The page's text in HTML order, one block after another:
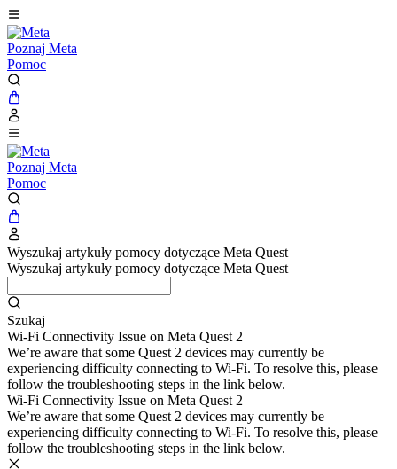
Poznaj Meta
Pomoc
Poznaj Meta
Pomoc
Wyszukaj artykuły pomocy dotyczące Meta Quest
Wyszukaj artykuły pomocy dotyczące Meta Quest
Szukaj
Wi-Fi Connectivity Issue on Meta Quest 2
We’re aware that some Quest 2 devices may currently be
experiencing difficulty connecting to Wi-Fi. To resolve this, please
follow the troubleshooting steps in the link below.
Wi-Fi Connectivity Issue on Meta Quest 2
We’re aware that some Quest 2 devices may currently be
experiencing difficulty connecting to Wi-Fi. To resolve this, please
follow the troubleshooting steps in the link below.